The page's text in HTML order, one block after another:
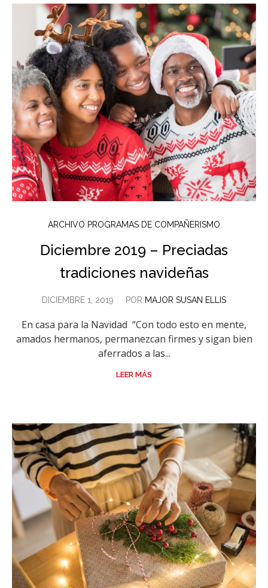
ARCHIVO PROGRAMAS DE COMPAÑERISMO
Diciembre 2019 – Preciadas
tradiciones navideñas
DICIEMBRE 1, 2019 POR MAJOR SUSAN ELLIS
En casa para la Navidad “Con todo esto en mente,
amados hermanos, permanezcan firmes y sigan bien
aferrados a las...
LEER MÁS